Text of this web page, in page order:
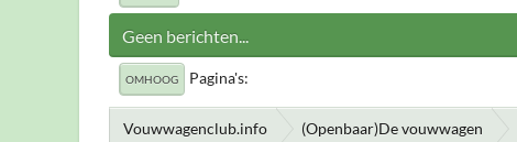
Geen berichten...
OMHOOG Pagina's
Vouwwagenclub.info (Openbaar)De vouwwagen